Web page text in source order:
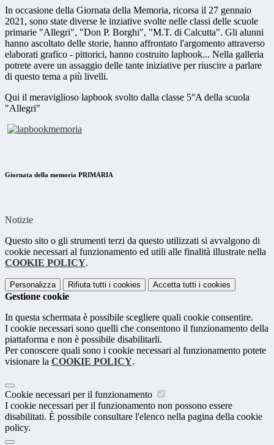
In occasione della Giornata della Memoria, ricorsa il 27 gennaio
2021, sono state diverse le inziative svolte nelle classi delle scuole
primarie "Allegri", "Don P. Borghi", "M.T. di Calcutta". Gli alunni
hanno ascoltato delle storie, hanno affrontato l'argomento attraverso
elaborati grafico - pittorici, hanno costruito lapbook... Nella galleria
potrete avere un assaggio delle tante iniziative per riuscire a parlare
di questo tema a più livelli.
Qui il meraviglioso lapbook svolto dalla classe 5°A della scuola
"Allegri"
Giornata della memoria PRIMARIA
Notizie
Questo sito o gli strumenti terzi da questo utilizzati si avvalgono di
cookie necessari al funzionamento ed utili alle finalità illustrate nella
COOKIE POLICY.
Personalizza Rifiuta tutti i cookies Accetta tutti i cookies
Gestione cookie
In questa schermata è possibile scegliere quali cookie consentire.
I cookie necessari sono quelli che consentono il funzionamento della
piattaforma e non è possibile disabilitarli.
Per conoscere quali sono i cookie necessari al funzionamento potete
visionare la COOKIE POLICY.
Cookie necessari per il funzionamento
I cookie necessari per il funzionamento non possono essere
disabilitati. È possibile consultare l'elenco nella pagina della cookie
policy.